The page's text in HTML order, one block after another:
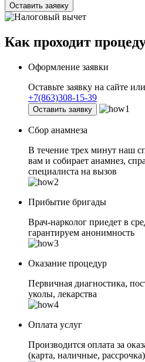
Оставить заявку
Как проходит
Оформление заявки
Оставьте заявку на сайте
+7(863)308-15-39
Оставить заявку
Сбор анамнеза
В течение трех минут наш
вам и собирает анамнез,
специалиста на вызов
Прибытие бригады
Врач-нарколог приедет в
гарантируем анонимность
Оказание процедур
Первичная диагностика,
уколы, лекарства
Оплата услуг
Производится оплата за
(карта, наличные, рассрочка)